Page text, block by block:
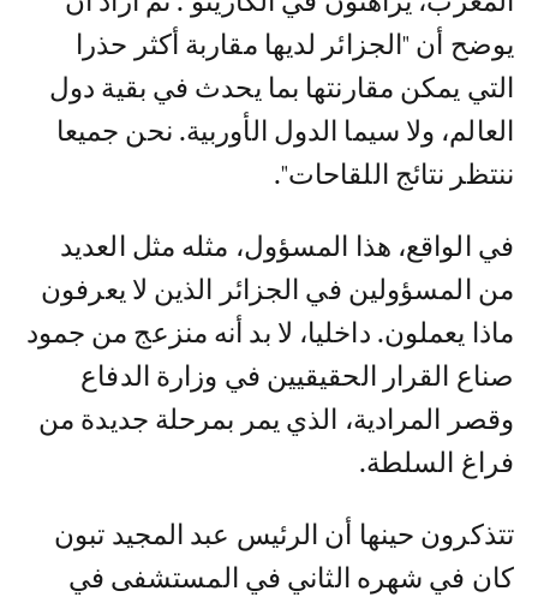
يوضح أن "الجزائر لديها مقاربة أكثر حذرا
التي يمكن مقارنتها بما يحدث في بقية دول
العالم، ولا سيما الدول الأوربية. نحن جميعا
ننتظر نتائج اللقاحات".
في الواقع، هذا المسؤول، مثله مثل العديد
من المسؤولين في الجزائر الذين لا يعرفون
ماذا يعملون. داخليا، لا بد أنه منزعج من جمود
صناع القرار الحقيقيين في وزارة الدفاع
وقصر المرادية، الذي يمر بمرحلة جديدة من
فراغ السلطة.
تتذكرون حينها أن الرئيس عبد المجيد تبون
كان في شهره الثاني في المستشفى في